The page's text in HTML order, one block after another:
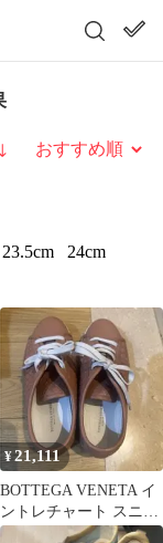
替え
23.5cm
24cm
¥21,111
BOTTEGA VENETA イ
ントレチャート スニー
カー